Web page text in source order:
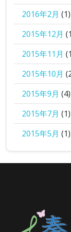
2016年2月 (1)
2015年12月
2015年11月
2015年10月
2015年9月 (4)
2015年7月 (1)
2015年5月 (1)